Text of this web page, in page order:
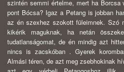
szintén semmi értelme, mert ha
pont Bócsa? Igaz a Petang is jobban
az én szexhez szokott füleimnek. Szó
kikérik maguknak, ha netán
tudatlanságomat, de én mindig azt
nincs is zacskóban . Gyerek
Almási téren, de azt meg zsebhokinak